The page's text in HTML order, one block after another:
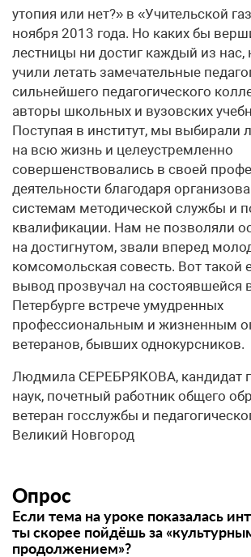
утопия или нет?» в «Учительской
ноября 2013 года. Но каких бы
лестницы ни достиг каждый из нас,
учили летать замечательные
сильнейшего педагогического
авторы школьных и вузовских
Поступая в институт, мы выбирали
на всю жизнь и целеустремленно
совершенствовались в своей
деятельности благодаря
системам методической службы и
квалификации. Нам не позволяли
на достигнутом, звали вперед
комсомольская совесть. Вот
вывод прозвучал на состоявшейся
Петербурге встрече умудренных
профессиональным и жизненным
ветеранов, бывших однокурсников.
Людмила СЕРЕБРЯКОВА, кандидат
наук, почетный работник общего
ветеран госслужбы и
Великий Новгород
Опрос
Если тема на уроке показалась
ты скорее пойдёшь за
продолжением»?